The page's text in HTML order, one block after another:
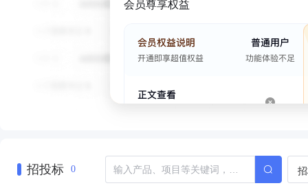
会员尊享权益
招投标 0